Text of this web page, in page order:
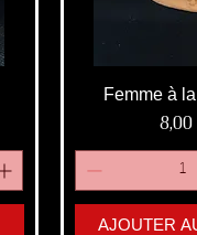
Femme à
Prix
AJOUTER